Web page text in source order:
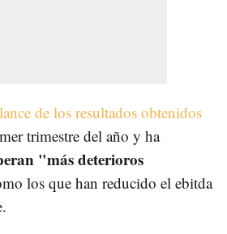
de los resultados obtenidos
trimestre del año y ha
"más deterioros
los que han reducido el ebitda